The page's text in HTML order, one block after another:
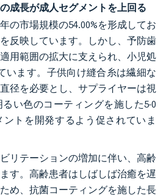
成長が成人セグメントを上回る
の市場規模の54.00%を形成してお
反映しています。しかし、予防歯
用範囲の拡大に支えられ、小児処
います。子供向け縫合糸は繊細な
径を必要とし、サプライヤーは視
い色のコーティングを施した5-0
トを開発するよう促されていま
リテーションの増加に伴い、高齢
す。高齢患者はしばしば治癒を遅
め、抗菌コーティングを施した長